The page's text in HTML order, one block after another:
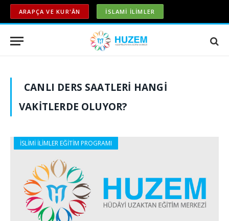
ARAPÇA VE KUR'ÂN İSLAMİ İLİMLER
CANLI DERS SAATLERI HANGI
VAKITLERDE OLUYOR?
İSLİMİ İLİMLER EĞİTİM PROGRAMI